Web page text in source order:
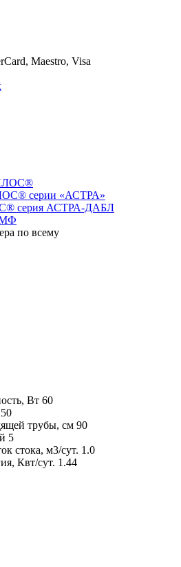
серии «АСТРА»
серия АСТРА-ДАБЛ
по всему
Вт 60
трубы, см 90
5
стока, м3/сут. 1.0
Квт/сут. 1.44